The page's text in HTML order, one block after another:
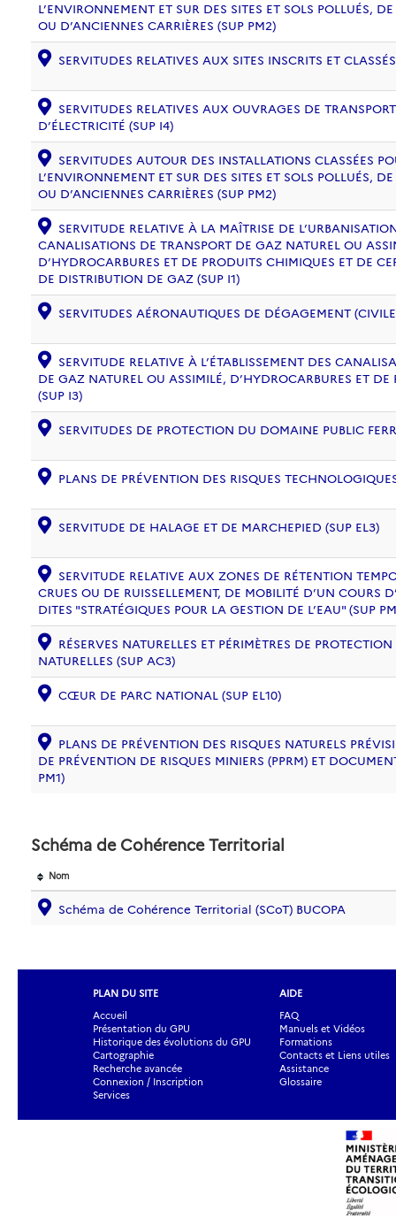
L’ENVIRONNEMENT ET SUR DES SITES ET SOLS POLLUÉS,
OU D’ANCIENNES CARRIÈRES (SUP PM2)
SERVITUDES RELATIVES AUX SITES INSCRITS ET
SERVITUDES RELATIVES AUX OUVRAGES DE
D’ÉLECTRICITÉ (SUP I4)
SERVITUDES AUTOUR DES INSTALLATIONS CLASSÉES
L’ENVIRONNEMENT ET SUR DES SITES ET SOLS POLLUÉS,
OU D’ANCIENNES CARRIÈRES (SUP PM2)
SERVITUDE RELATIVE À LA MAÎTRISE DE
CANALISATIONS DE TRANSPORT DE GAZ NATUREL OU
D’HYDROCARBURES ET DE PRODUITS CHIMIQUES ET DE
DE DISTRIBUTION DE GAZ (SUP I1)
SERVITUDES AÉRONAUTIQUES DE DÉGAGEMENT
SERVITUDE RELATIVE À L’ÉTABLISSEMENT DES
DE GAZ NATUREL OU ASSIMILÉ, D’HYDROCARBURES ET
(SUP I3)
SERVITUDES DE PROTECTION DU DOMAINE PUBLIC
PLANS DE PRÉVENTION DES RISQUES
SERVITUDE DE HALAGE ET DE MARCHEPIED (SUP EL3)
SERVITUDE RELATIVE AUX ZONES DE RÉTENTION
CRUES OU DE RUISSELLEMENT, DE MOBILITÉ D’UN COURS
DITES "STRATÉGIQUES POUR LA GESTION DE L’EAU" (SUP
RÉSERVES NATURELLES ET PÉRIMÈTRES DE
NATURELLES (SUP AC3)
CŒUR DE PARC NATIONAL (SUP EL10)
PLANS DE PRÉVENTION DES RISQUES NATURELS
DE PRÉVENTION DE RISQUES MINIERS (PPRM) ET
PM1)
Schéma de Cohérence Territorial
Nom
Schéma de Cohérence Territorial (SCoT) BUCOPA
PLAN DU SITE
Accueil
Présentation du GPU
Historique des évolutions du GPU
Cartographie
Recherche avancée
Connexion / Inscription
Services
AIDE
FAQ
Manuels et Vidéos
Formations
Contacts et Liens utiles
Assistance
Glossaire